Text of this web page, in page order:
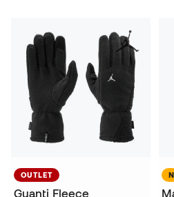
OUTLET
Guanti Fleece